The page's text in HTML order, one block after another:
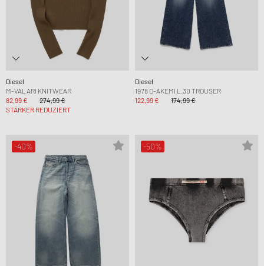
Diesel
M-VALARI KNITWEAR
82,99 €
274,99 €
STÄRKER REDUZIERT
Diesel
1978 D-AKEMI L.30 TROUSER
122,99 €
174,99 €
-40% -50%